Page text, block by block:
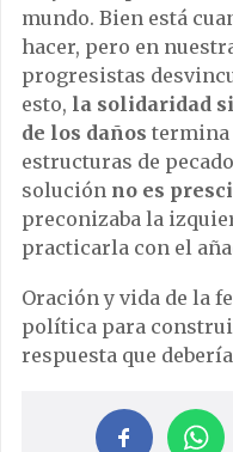
mundo. Bien está
hacer, pero en
progresistas
esto, la solidaridad
de los daños termina
estructuras de
solución no es
preconizaba la
practicarla con el
Oración y vida de la
política para
respuesta que